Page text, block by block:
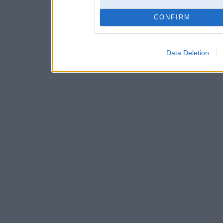
CONFIRM
Data Deletion